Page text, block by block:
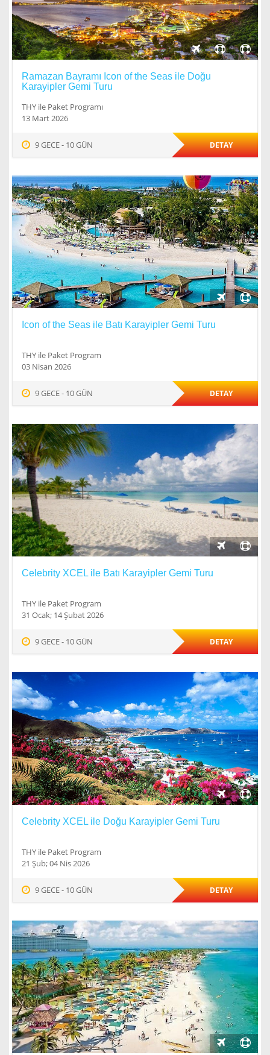
Ramazan Bayramı Icon of the Seas ile Doğu
Karayipler Gemi Turu
THY ile Paket Programı
13 Mart 2026
9 GECE - 10 GÜN DETAY
Icon of the Seas ile Batı Karayipler Gemi Turu
THY ile Paket Program
03 Nisan 2026
9 GECE - 10 GÜN DETAY
Celebrity XCEL ile Batı Karayipler Gemi Turu
THY ile Paket Program
31 Ocak; 14 Şubat 2026
9 GECE - 10 GÜN DETAY
Celebrity XCEL ile Doğu Karayipler Gemi Turu
THY ile Paket Program
21 Şub; 04 Nis 2026
9 GECE - 10 GÜN DETAY